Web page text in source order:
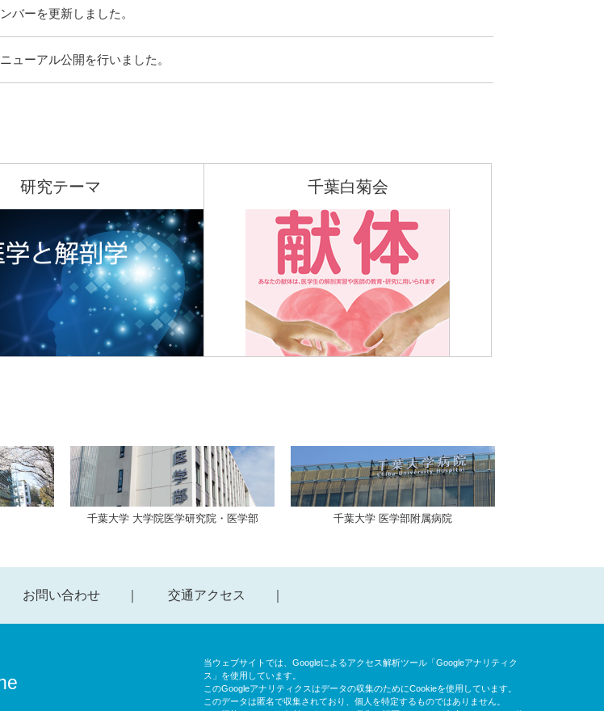
ンバーを更新しました。
ューアル公開を行いました。
研究テーマ 千葉白菊会
千葉大学 大学院医学研究院・医学部 千葉大学 医学部附属病院
お問い合わせ 交通アクセス
当ウェブサイトでは、Googleによるアクセス解析ツール「Googleアナリティク
ス」を使用しています。
このGoogleアナリティクスはデータの収集のためにCookieを使用しています。
このデータは匿名で収集されており、個人を特定するものではありません。